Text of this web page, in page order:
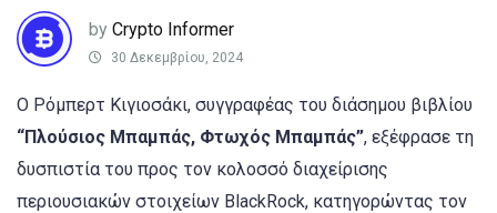
by Crypto Informer
30 Δεκεμβρίου, 2024
Ο Ρόμπερτ Κιγιοσάκι, συγγραφέας του διάσημου βιβλίου
“Πλούσιος Μπαμπάς, Φτωχός Μπαμπάς”, εξέφρασε τη
δυσπιστία του προς τον κολοσσό διαχείρισης
περιουσιακών στοιχείων BlackRock, κατηγορώντας τον